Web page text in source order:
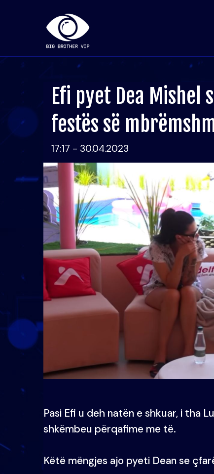
Efi pyet Dea Mishel
festës së
17:17 - 30.04.2023
Pasi Efi u deh natën e shkuar, i tha
shkëmbeu përqafime me të.
Këtë mëngjes ajo pyeti Dean se